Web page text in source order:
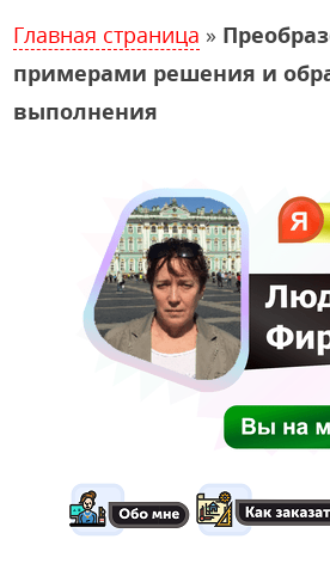
Главная страница »
примерами решения и
выполнения